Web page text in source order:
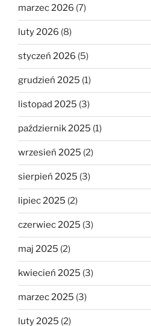
marzec 2026 (7)
luty 2026 (8)
styczeń 2026 (5)
grudzień 2025 (1)
listopad 2025 (3)
październik 2025 (1)
wrzesień 2025 (2)
sierpień 2025 (3)
lipiec 2025 (2)
czerwiec 2025 (3)
maj 2025 (2)
kwiecień 2025 (3)
marzec 2025 (3)
luty 2025 (2)